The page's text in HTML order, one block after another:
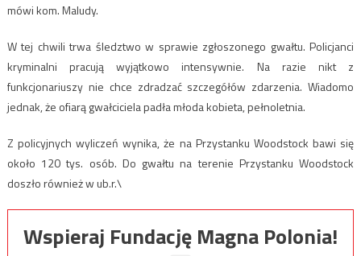
mówi kom. Maludy.
W tej chwili trwa śledztwo w sprawie zgłoszonego gwałtu. Policjanci
kryminalni pracują wyjątkowo intensywnie. Na razie nikt z
funkcjonariuszy nie chce zdradzać szczegółów zdarzenia. Wiadomo
jednak, że ofiarą gwałciciela padła młoda kobieta, pełnoletnia.
Z policyjnych wyliczeń wynika, że na Przystanku Woodstock bawi się
około 120 tys. osób. Do gwałtu na terenie Przystanku Woodstock
doszło również w ub.r.\
Wspieraj Fundację Magna Polonia!